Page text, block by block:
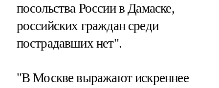
посольства России в Дамаске,
российских граждан среди
пострадавших нет".
"В Москве выражают искреннее